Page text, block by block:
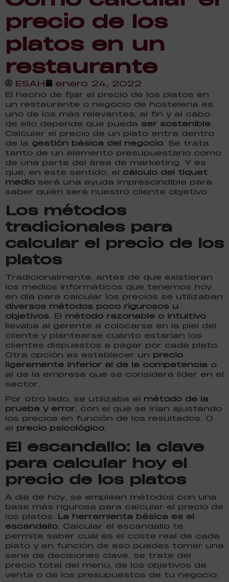
precio de los
platos en un
restaurante
ESAH enero 24, 2022
El hecho de fijar el precio de los platos en
un restaurante o negocio de hostelería es
uno de los más relevantes, al fin y al cabo
de ello depende que pueda ser sostenible.
Calcular el precio de un plato entra dentro
de la gestión básica del negocio. Se trata
tanto de un elemento presupuestario como
de una parte del área de marketing. Y es
que, en este sentido, el cálculo del tíquet
medio será una ayuda imprescindible para
saber quién será nuestro cliente objetivo.
Los métodos
tradicionales para
calcular el precio de los
platos
Tradicionalmente, antes de que existieran
los medios informáticos que tenemos hoy
en día para calcular los precios se utilizaban
diversos métodos poco rigurosos u
objetivos. El método razonable o intuitivo
llevaba al gerente a colocarse en la piel del
cliente y plantearse cuánto estarían los
clientes dispuestos a pagar por cada plato.
Otra opción es establecer un precio
ligeramente inferior al de la competencia o
al de la empresa que se considera líder en el
sector.
Por otro lado, se utilizaba el método de la
prueba y error, con el que se irían ajustando
los precios en función de los resultados. O
el precio psicológico.
El escandallo: la clave
para calcular hoy el
precio de los platos
A día de hoy, se emplean métodos con una
base más rigurosa para calcular el precio de
los platos. La herramienta básica es el
escandallo. Calcular el escandallo te
permite saber cuál es el coste real de cada
plato y en función de eso puedes tomar una
serie de decisiones clave, se trate del
precio total del menú, de los objetivos de
venta o de los presupuestos de tu negocio.